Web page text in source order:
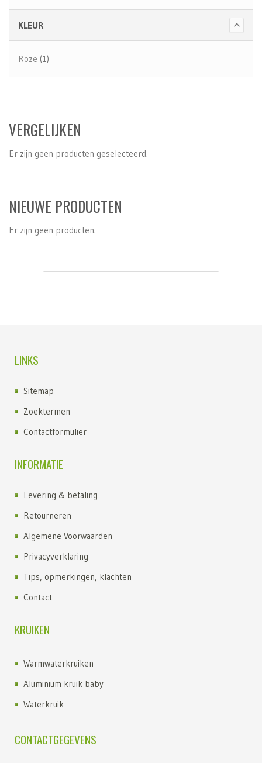
KLEUR
Roze (1)
VERGELIJKEN
Er zijn geen producten geselecteerd.
NIEUWE PRODUCTEN
Er zijn geen producten.
LINKS
Sitemap
Zoektermen
Contactformulier
INFORMATIE
Levering & betaling
Retourneren
Algemene Voorwaarden
Privacyverklaring
Tips, opmerkingen, klachten
Contact
KRUIKEN
Warmwaterkruiken
Aluminium kruik baby
Waterkruik
Kruiken
CONTACTGEGEVENS